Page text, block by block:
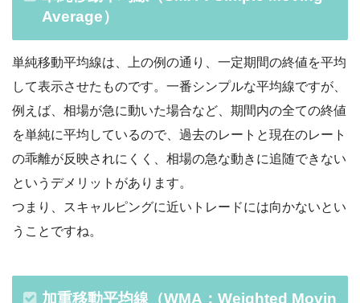
Average）
単純移動平均線は、上の例の通り、一定期間の終値を平均
して表示させたものです。一番シンプルな平均線ですが、
例えば、相場が急に動いた場合など、期間内の全ての終値
を単純に平均しているので、過去のレートと現在のレート
の乖離が反映されにくく、相場の急な動きに追随できない
というデメリットがあります。
つまり、スキャルピングに近いトレードには向かないとい
うことですね。
加重移動平均線（WMA：Weighted Movin